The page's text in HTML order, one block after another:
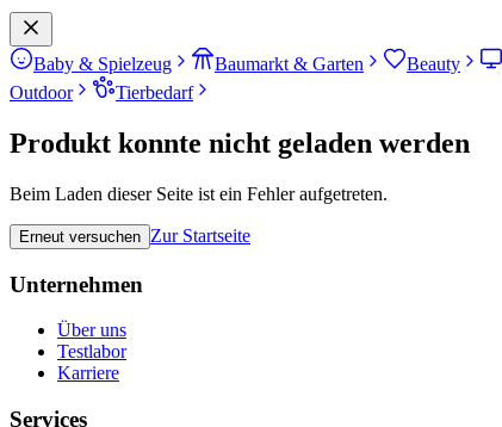
Baby & Spielzeug Baumarkt & Garten Beauty
Outdoor
Tierbedarf
Produkt konnte nicht geladen werden
Beim Laden dieser Seite ist ein Fehler aufgetreten.
Erneut versuchen Zur Startseite
Unternehmen
Über uns
Testlabor
Karriere
Services